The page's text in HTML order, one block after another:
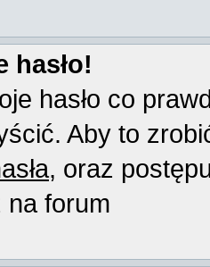
hasło!
hasło co
Aby to
, oraz
na forum